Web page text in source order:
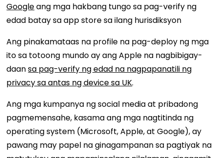
Googleang mga hakbang tungo sa pag-verify ng
edad batay sa app store sa ilang hurisdiksyon
Ang pinakamataas na profile na pag-deploy ng mga
ito sa totoong mundo ay ang Apple na nagbibigay-
daansa pag-verify ng edad na nagpapanatili ng
privacy sa antas ng device sa UK.
Ang mga kumpanya ng social media at pribadong
pagmemensahe, kasama ang mga nagtitinda ng
operating system (Microsoft, Apple, at Google), ay
pawang may papel na ginagampanan sa pagtiyak na